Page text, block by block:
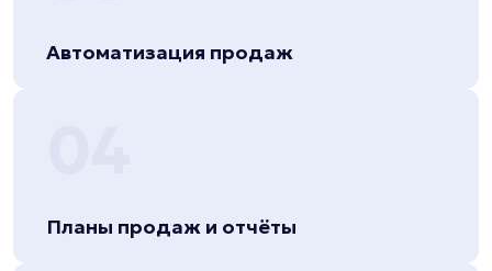
Автоматизация продаж
Планы продаж и отчёты